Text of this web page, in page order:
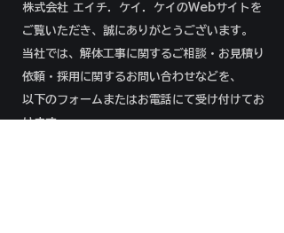
株式会社 エイチ．ケイ．ケイのWebサイトを
ご覧いただき、誠にありがとうございます。
当社では、解体工事に関するご相談・お見積り
依頼・採用に関するお問い合わせなどを、
以下のフォームまたはお電話にて受け付けてお
ります。